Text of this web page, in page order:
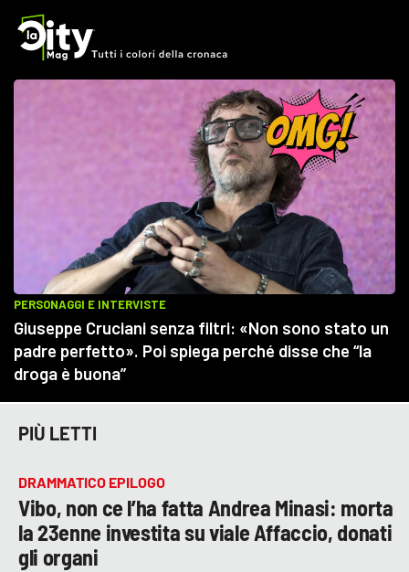
PIÙ LETTI
DRAMMATICO EPILOGO
Vibo, non ce l’ha fatta Andrea Minasi: morta
la 23enne investita su viale Affaccio, donati
gli organi